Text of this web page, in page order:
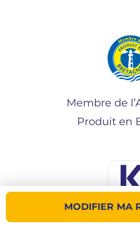
MODIFIER MA
Membre de
Produit en